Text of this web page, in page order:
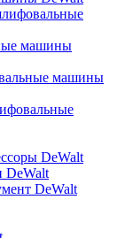
машины
машины
DeWalt
DeWalt
DeWalt